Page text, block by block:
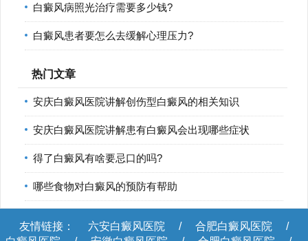
白癜风病照光治疗需要多少钱?
白癜风患者要怎么去缓解心理压力?
热门文章
安庆白癜风医院讲解创伤型白癜风的相关知识
安庆白癜风医院讲解患有白癜风会出现哪些症状
得了白癜风有啥要忌口的吗?
哪些食物对白癜风的预防有帮助
友情链接： 六安白癜风医院 / 合肥白癜风医院
/